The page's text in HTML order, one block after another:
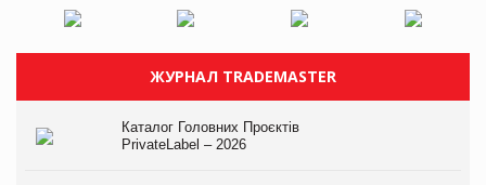
ЖУРНАЛ TRADEMASTER
Каталог Головних Проєктів
PrivateLabel – 2026